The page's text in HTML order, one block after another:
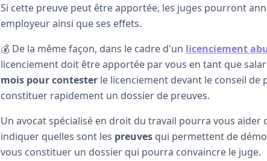
Si cette preuve peut être apportée, les juges pourront
employeur ainsi que ses effets.
💰 De la même façon, dans le cadre d'un licenciement
licenciement doit être apportée par vous en tant que
mois pour contester le licenciement devant le conseil
constituer rapidement un dossier de preuves.
Un avocat spécialisé en droit du travail pourra vous aider
indiquer quelles sont les preuves qui permettent de
vous constituer un dossier qui pourra convaincre le juge.